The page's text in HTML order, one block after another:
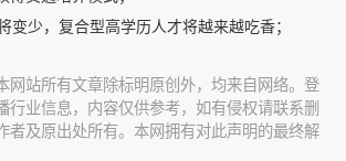
变少，复合型高学历人才将越来越吃香；
网站所有文章除标明原创外，均来自网络。登
行业信息，内容仅供参考，如有侵权请联系删
者及原出处所有。本网拥有对此声明的最终解